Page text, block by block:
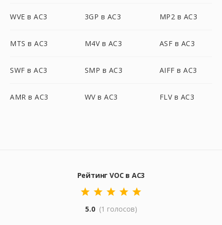
WVE в AC3 3GP в AC3 MP2 в AC3
MTS в AC3 M4V в AC3 ASF в AC3
SWF в AC3 SMP в AC3 AIFF в AC3
AMR в AC3 WV в AC3 FLV в AC3
Рейтинг VOC в AC3
5.0 (1 голосов)